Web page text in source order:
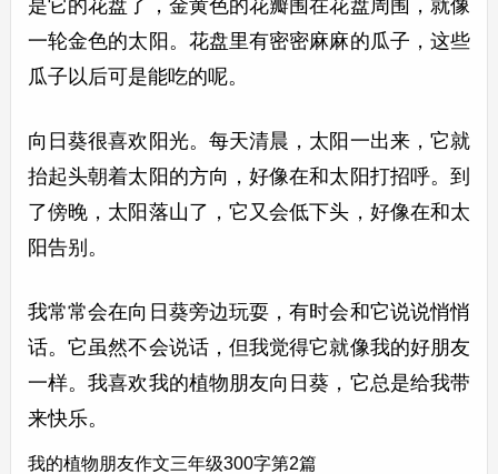
是它的花盘了，金黄色的花瓣围在花盘周围，就像
一轮金色的太阳。花盘里有密密麻麻的瓜子，这些
瓜子以后可是能吃的呢。
向日葵很喜欢阳光。每天清晨，太阳一出来，它就
抬起头朝着太阳的方向，好像在和太阳打招呼。到
了傍晚，太阳落山了，它又会低下头，好像在和太
阳告别。
我常常会在向日葵旁边玩耍，有时会和它说说悄悄
话。它虽然不会说话，但我觉得它就像我的好朋友
一样。我喜欢我的植物朋友向日葵，它总是给我带
来快乐。
我的植物朋友作文三年级300字第2篇